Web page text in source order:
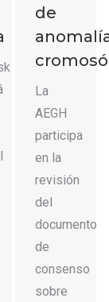
de
La
AEGH
participa
en la
revisión
del
documento
de
consenso
sobre